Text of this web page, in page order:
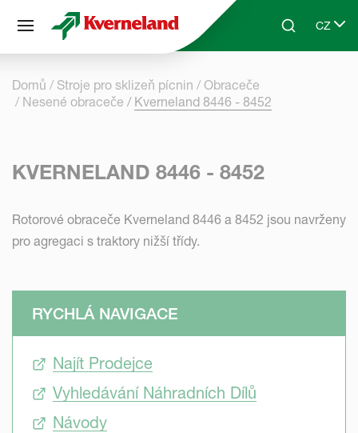
Skip to main contentSearchCZ
Select
Domů Stroje pro sklizeň pícnin
Obraceče
Nesené obraceče
Kverneland 8446 - 8452
KVERNELAND 8446 - 8452
Rotorové obraceče Kverneland 8446 a 8452 jsou navrženy
pro agregaci s traktory nižší třídy.
RYCHLÁ NAVIGACE
Najít Prodejce
Vyhledávání Náhradních Dílů
Návody
Panel pro správu cookies